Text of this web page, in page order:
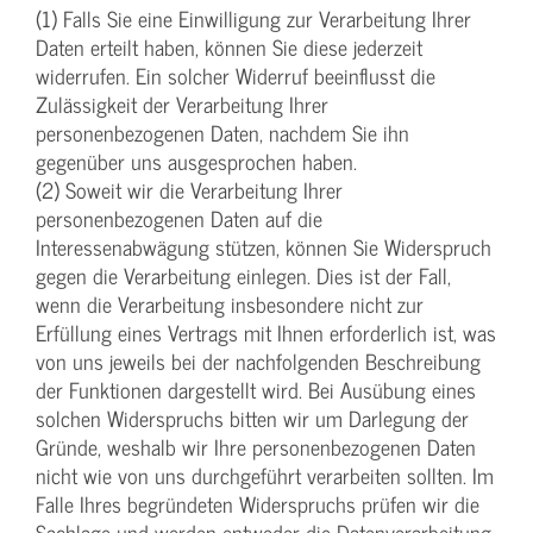
(1) Falls Sie eine Einwilligung zur Verarbeitung Ihrer
Daten erteilt haben, können Sie diese jederzeit
widerrufen. Ein solcher Widerruf beeinflusst die
Zulässigkeit der Verarbeitung Ihrer
personenbezogenen Daten, nachdem Sie ihn
gegenüber uns ausgesprochen haben.
(2) Soweit wir die Verarbeitung Ihrer
personenbezogenen Daten auf die
Interessenabwägung stützen, können Sie Widerspruch
gegen die Verarbeitung einlegen. Dies ist der Fall,
wenn die Verarbeitung insbesondere nicht zur
Erfüllung eines Vertrags mit Ihnen erforderlich ist, was
von uns jeweils bei der nachfolgenden Beschreibung
der Funktionen dargestellt wird. Bei Ausübung eines
solchen Widerspruchs bitten wir um Darlegung der
Gründe, weshalb wir Ihre personenbezogenen Daten
nicht wie von uns durchgeführt verarbeiten sollten. Im
Falle Ihres begründeten Widerspruchs prüfen wir die